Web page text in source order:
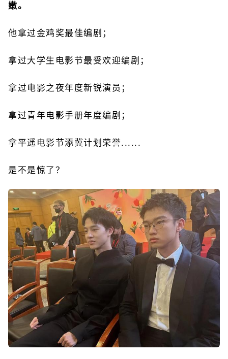
嫩。
他拿过金鸡奖最佳编剧；
拿过大学生电影节最受欢迎编剧；
拿过电影之夜年度新锐演员；
拿过青年电影手册年度编剧；
拿平遥电影节添冀计划荣誉......
是不是惊了？